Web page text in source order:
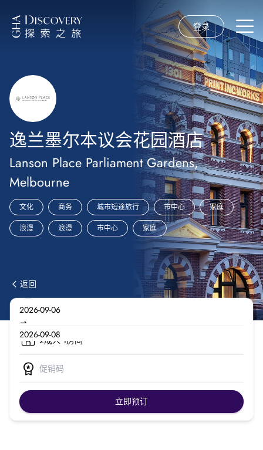
登录
逸兰墨尔本议会花园酒店
Lanson Place Parliament Gardens,
Melbourne
文化 商务 城市短途旅行 市中心
家庭
浪漫
浪漫 市中心 家庭
返回
2成人 1房间
立即预订